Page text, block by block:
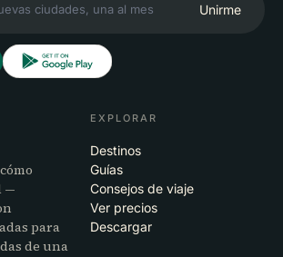
Unirme
—
para
de una
EXPLORAR
Destinos
Guías
Consejos de viaje
Ver precios
Descargar